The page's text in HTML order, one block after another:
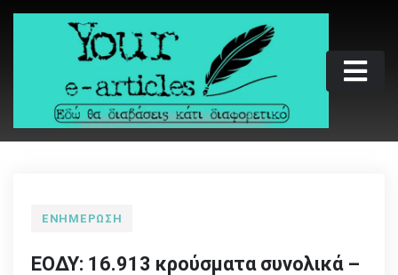
Skip
Your e-articles
Εδώ θα διαβάσεις κάτι διαφορετικό
ΕΝΗΜΈΡΩΣΗ
ΕΟΔΥ: 16.913 κρούσματα συνολικά –